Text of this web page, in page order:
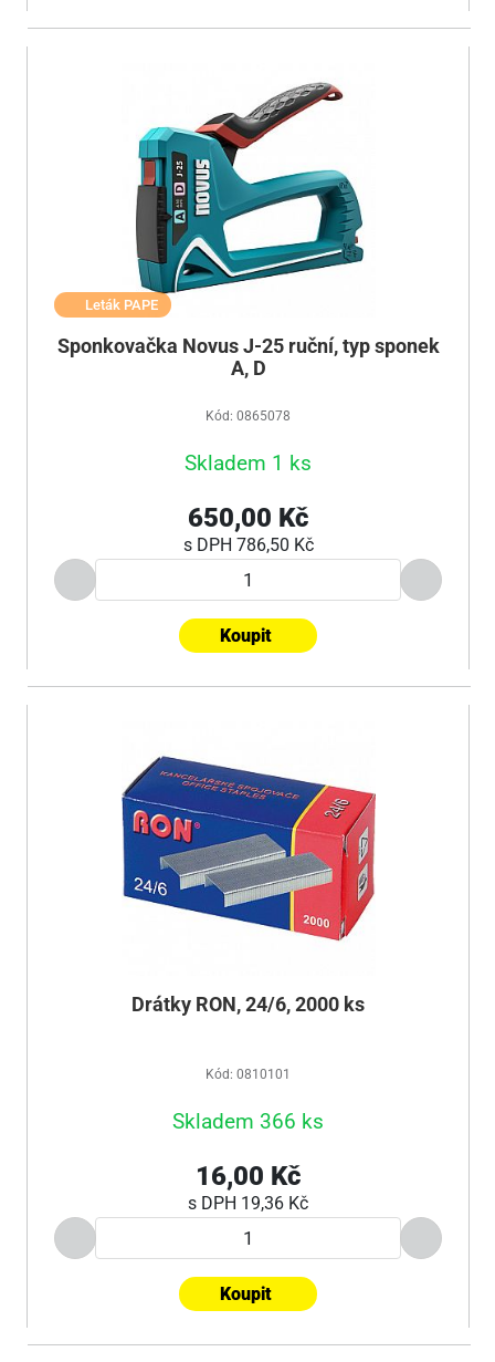
Leták PAPE
Sponkovačka Novus J-25 ruční, typ sponek
A, D
Kód: 0865078
Skladem 1 ks
650,00 Kč
s DPH 786,50 Kč
Koupit
Drátky RON, 24/6, 2000 ks
Kód: 0810101
Skladem 366 ks
16,00 Kč
s DPH 19,36 Kč
Koupit